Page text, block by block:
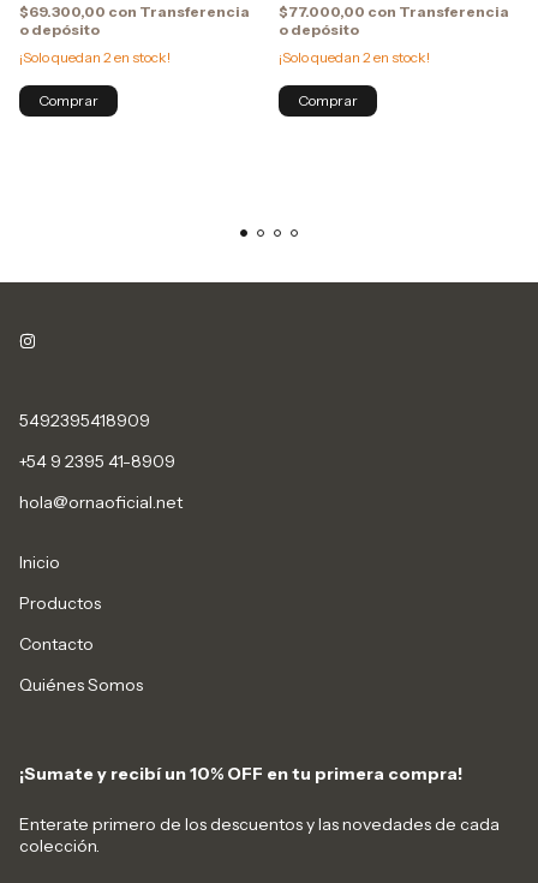
$69.300,00 con Transferencia
o depósito
¡Solo quedan 2 en stock!
$77.000,00 con Transferencia
o depósito
¡Solo quedan 2 en stock!
5492395418909
+54 9 2395 41-8909
hola@ornaoficial.net
Inicio
Productos
Contacto
Quiénes Somos
¡Sumate y recibí un 10% OFF en tu primera compra!
Enterate primero de los descuentos y las novedades de cada
colección.